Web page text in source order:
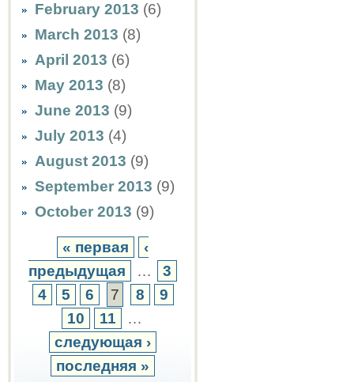
February 2013 (6)
March 2013 (8)
April 2013 (6)
May 2013 (8)
June 2013 (9)
July 2013 (4)
August 2013 (9)
September 2013 (9)
October 2013 (9)
« первая
‹
предыдущая
…
3
4
5 6 7 8
9
10
11
…
следующая ›
последняя »